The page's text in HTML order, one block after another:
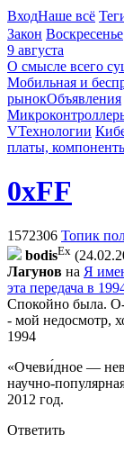
ВходНаше всё
Закон Воскресенье
9 августа
О смысле всего
Мобильная и
рынокОбъявления
VТехнологии
платы,
0xFF
1572306 Топик
bodisEx
Лaгyнoв на Я
эта передача в
Спокойно была. О-
- мой недосмотр,
1994
«Очеви́дное —
научно-
2012 год.
Ответить